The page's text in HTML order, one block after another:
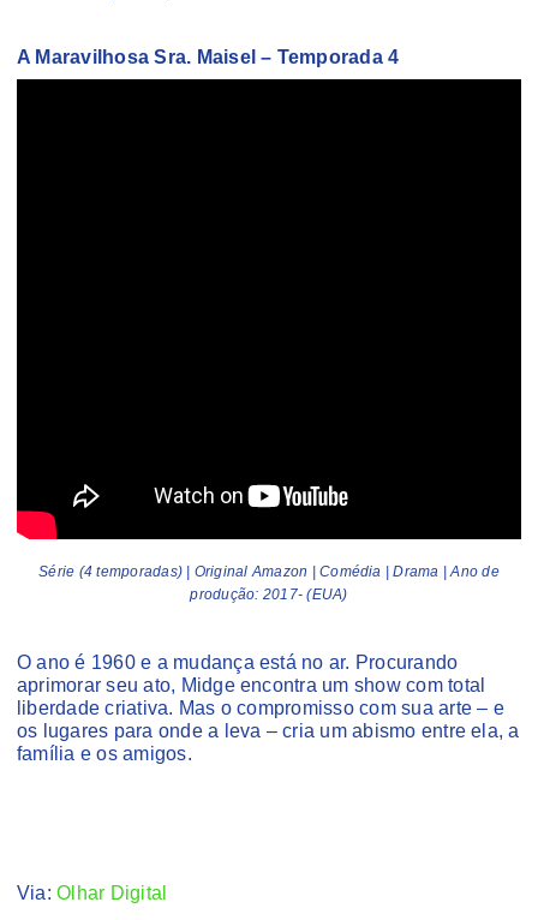
A Maravilhosa Sra. Maisel – Temporada 4
Série (4 temporadas) | Original Amazon | Comédia | Drama | Ano de
produção: 2017- (EUA)
O ano é 1960 e a mudança está no ar. Procurando
aprimorar seu ato, Midge encontra um show com total
liberdade criativa. Mas o compromisso com sua arte – e
os lugares para onde a leva – cria um abismo entre ela, a
família e os amigos.
Via:Olhar Digital